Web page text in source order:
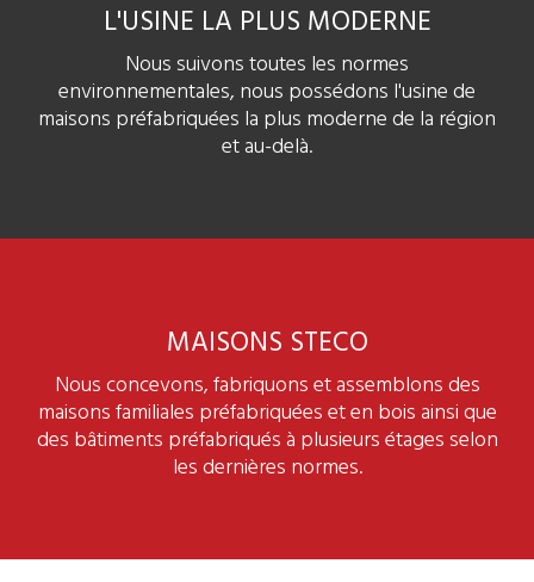
L'USINE LA PLUS MODERNE
Nous suivons toutes les normes
environnementales, nous possédons l'usine de
maisons préfabriquées la plus moderne de la région
et au-delà.
MAISONS STECO
Nous concevons, fabriquons et assemblons des
maisons familiales préfabriquées et en bois ainsi que
des bâtiments préfabriqués à plusieurs étages selon
les dernières normes.